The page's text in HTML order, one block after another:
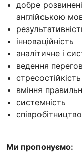
добре
англійською
інноваційність
аналітичне і
ведення
стресостійкість
вміння
системність
співробітництво
Ми пропонуємо: